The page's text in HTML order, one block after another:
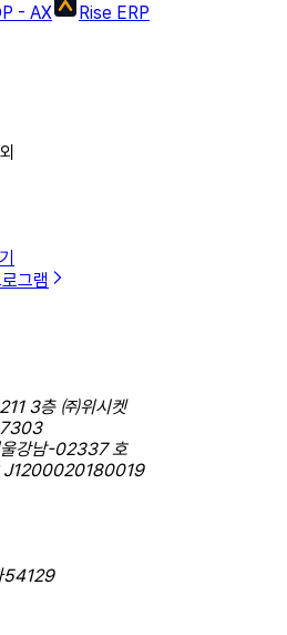
- AX Rise ERP
그램
3층 ㈜위시켓
강남-02337 호
: J1200020180019
54129